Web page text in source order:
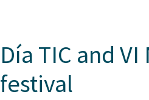
Día TIC and
festival